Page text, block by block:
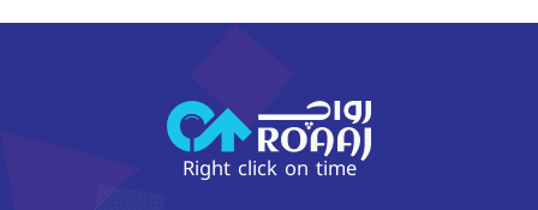
Right click on time